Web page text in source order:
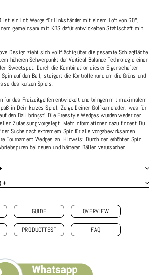
ist ein Lob Wedge für Linkshänder mit einem Loft von 60°,
gemeinsam mit KBS dafür entwickelten Stahlschaft mit
Design zieht sich vollflächig über die gesamte Schlagfläche
höheren Schwerpunkt der Vertical Balance Technologie einen
Sweetspot. Durch die Kombination dieser Eigenschaften
Spin auf den Ball, steigert die Kontrolle rund um die Grüns und
des kurzen Spiels.
für das Freizeitgolfen entwickelt und bringen mit maximalem
in Dein kurzes Spiel. Zeige Deinen Golfkameraden, was für
den Ball bringst! Die Freestyle Wedges wurden weder der
Zulassung vorgelegt. Mehr Informationen dazu findest Du
der Suche nach extremem Spin für alle vorgabewirksamen
Tournament Wedges an. Hinweis: Durch den erhöhten Spin
bei neuen und härteren Bällen verursachen.
+
GUIDE OVERVIEW
PRODUCTTEST FAQ